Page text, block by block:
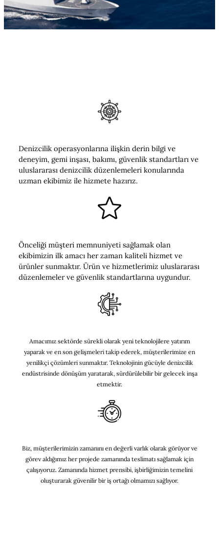
Denizcilik operasyonlarına ilişkin derin bilgi ve
deneyim, gemi inşası, bakımı, güvenlik standartları ve
uluslararası denizcilik düzenlemeleri konularında
uzman ekibimiz ile hizmete hazırız.
Önceliği müşteri memnuniyeti sağlamak olan
ekibimizin ilk amacı her zaman kaliteli hizmet ve
ürünler sunmaktır. Ürün ve hizmetlerimiz uluslararası
düzenlemeler ve güvenlik standartlarına uygundur.
Amacımız sektörde sürekli olarak yeni teknolojilere yatırım
yaparak ve en son gelişmeleri takip ederek, müşterilerimize en
yenilikçi çözümleri sunmaktır. Teknolojinin gücüyle denizcilik
endüstrisinde dönüşüm yaratarak, sürdürülebilir bir gelecek inşa
etmektir.
Biz, müşterilerimizin zamanını en değerli varlık olarak görüyor ve
görev aldığımız her projede zamanında teslimatı sağlamak için
çalışıyoruz. Zamanında hizmet prensibi, işbirliğimizin temelini
oluşturarak güvenilir bir iş ortağı olmamızı sağlıyor.